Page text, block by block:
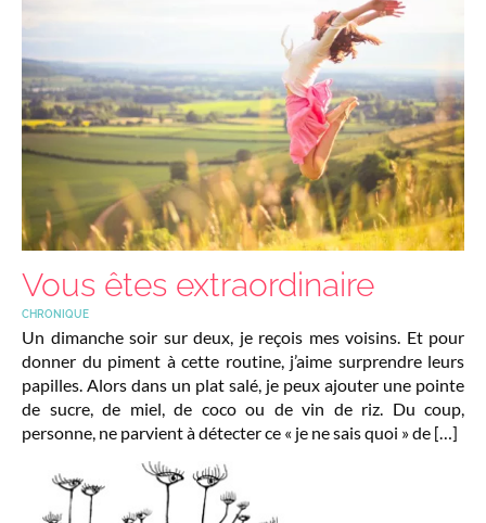
Vous êtes extraordinaire
CHRONIQUE
Un dimanche soir sur deux, je reçois mes voisins. Et pour
donner du piment à cette routine, j’aime surprendre leurs
papilles. Alors dans un plat salé, je peux ajouter une pointe
de sucre, de miel, de coco ou de vin de riz. Du coup,
personne, ne parvient à détecter ce « je ne sais quoi » de […]